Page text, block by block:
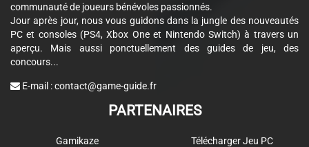
communauté de joueurs bénévoles passionnés.
Jour après jour, nous vous guidons dans la jungle des nouveautés
PC et consoles (PS4, Xbox One et Nintendo Switch) à travers un
aperçu. Mais aussi ponctuellement des guides de jeu, des
concours...
E-mail :contact@game-guide.fr
PARTENAIRES
Gamikaze
Télécharger Jeu PC